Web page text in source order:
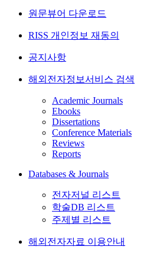
원문뷰어 다운로드
RISS 개인정보 재동의
공지사항
해외전자정보서비스 검색
Academic Journals
Ebooks
Dissertations
Conference Materials
Reviews
Reports
Databases & Journals
전자저널 리스트
학술DB 리스트
주제별 리스트
해외전자자료 이용안내